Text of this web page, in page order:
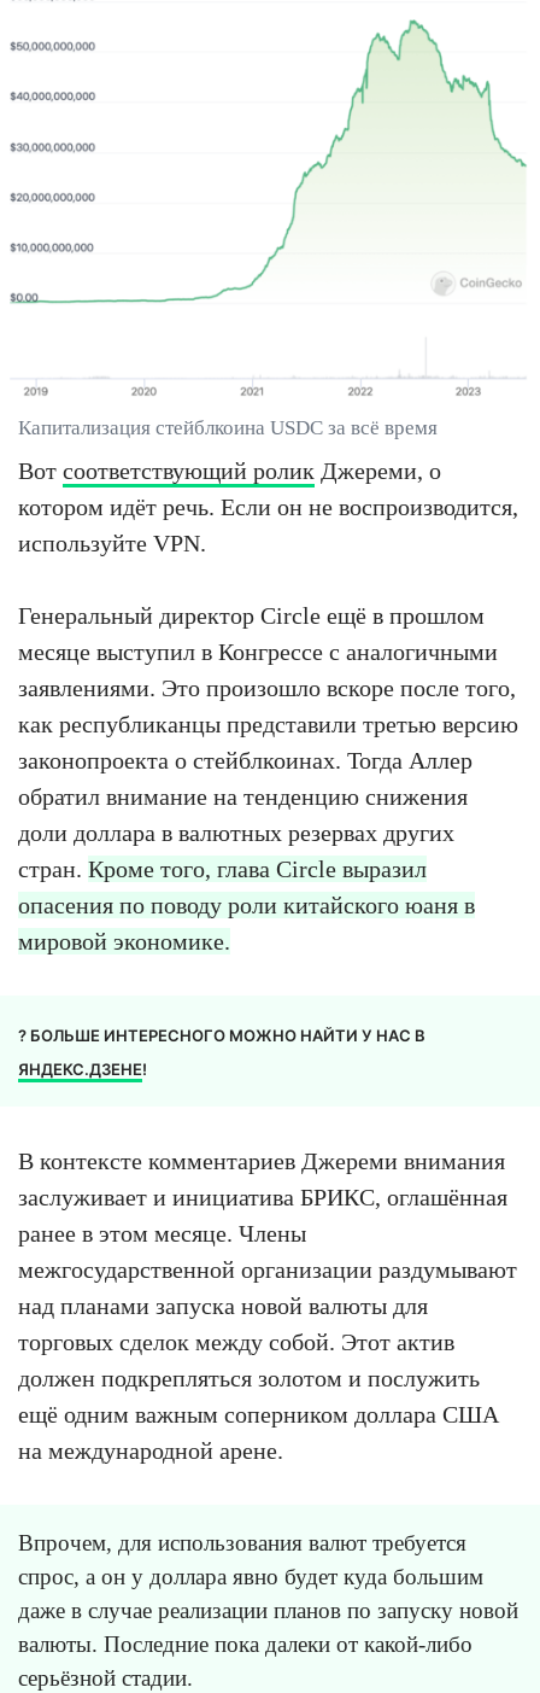
Капитализация стейблкоина USDC за всё время
Вот соответствующий ролик Джереми, о
котором идёт речь. Если он не воспроизводится,
используйте VPN.
Генеральный директор Circle ещё в прошлом
месяце выступил в Конгрессе с аналогичными
заявлениями. Это произошло вскоре после того,
как республиканцы представили третью версию
законопроекта о стейблкоинах. Тогда Аллер
обратил внимание на тенденцию снижения
доли доллара в валютных резервах других
стран. Кроме того, глава Circle выразил
опасения по поводу роли китайского юаня в
мировой экономике.
? БОЛЬШЕ ИНТЕРЕСНОГО МОЖНО НАЙТИ У НАС В
ЯНДЕКС.ДЗЕНЕ!
В контексте комментариев Джереми внимания
заслуживает и инициатива БРИКС, оглашённая
ранее в этом месяце. Члены
межгосударственной организации раздумывают
над планами запуска новой валюты для
торговых сделок между собой. Этот актив
должен подкрепляться золотом и послужить
ещё одним важным соперником доллара США
на международной арене.
Впрочем, для использования валют требуется
спрос, а он у доллара явно будет куда большим
даже в случае реализации планов по запуску новой
валюты. Последние пока далеки от какой-либо
серьёзной стадии.